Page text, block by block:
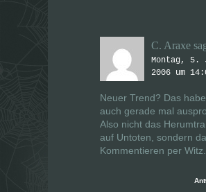
C. Araxe
Montag, 5.
2006 um
Neuer Trend? Das
auch gerade mal
Also nicht das
auf Untoten, sondern
Kommentieren per Witz.